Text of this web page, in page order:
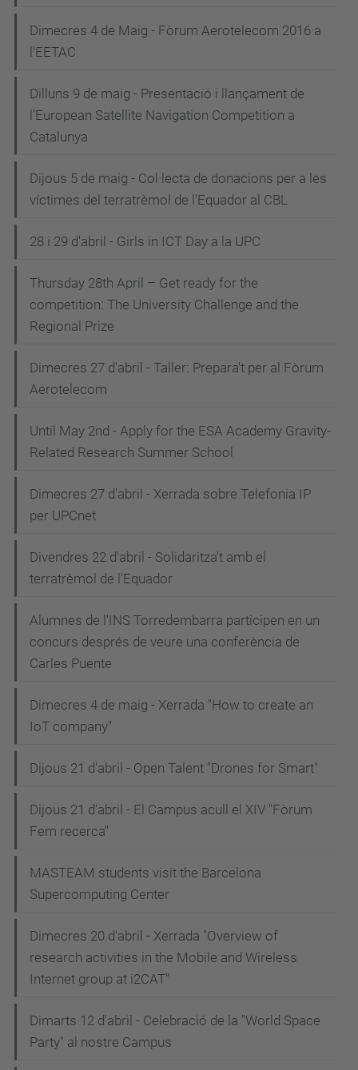
Dimecres 4 de Maig - Fòrum Aerotelecom 2016 a
l'EETAC
Dilluns 9 de maig - Presentació i llançament de
l’European Satellite Navigation Competition a
Catalunya
Dijous 5 de maig - Col·lecta de donacions per a les
víctimes del terratrèmol de l'Equador al CBL
28 i 29 d'abril - Girls in ICT Day a la UPC
Thursday 28th April – Get ready for the
competition: The University Challenge and the
Regional Prize
Dimecres 27 d'abril - Taller: Prepara't per al Fòrum
Aerotelecom
Until May 2nd - Apply for the ESA Academy Gravity-
Related Research Summer School
Dimecres 27 d'abril - Xerrada sobre Telefonia IP
per UPCnet
Divendres 22 d'abril - Solidaritza't amb el
terratrèmol de l'Equador
Alumnes de l'INS Torredembarra participen en un
concurs després de veure una conferència de
Carles Puente
Dimecres 4 de maig - Xerrada "How to create an
IoT company"
Dijous 21 d'abril - Open Talent "Drones for Smart"
Dijous 21 d'abril - El Campus acull el XIV "Fòrum
Fem recerca"
MASTEAM students visit the Barcelona
Supercomputing Center
Dimecres 20 d'abril - Xerrada "Overview of
research activities in the Mobile and Wireless
Internet group at i2CAT"
Dimarts 12 d'abril - Celebració de la "World Space
Party" al nostre Campus